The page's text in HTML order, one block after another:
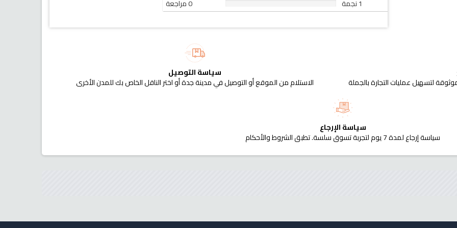
1 نجمة
0 مراجعة
لتسهيل عمليات التجارة بالجملة
سياسة التوصيل
الاستلام من الموقع أو التوصيل في مدينة جدة أو اختر الناقل الخاص بك للمدن الأخرى
سياسة الإرجاع
سياسة إرجاع لمدة 7 يوم لتجربة تسوق سلسة. تطبق الشروط والأحكام